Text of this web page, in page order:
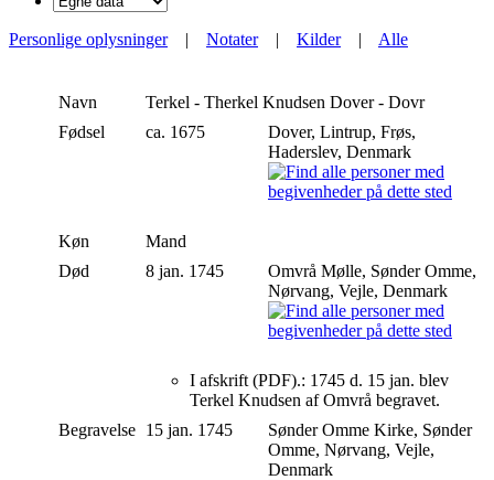
Personlige oplysninger| Notater| Kilder| Alle
Navn Terkel - Therkel Knudsen Dover - Dovr
Fødsel
ca. 1675
Dover, Lintrup, Frøs,
Haderslev, Denmark
Køn
Mand
Død
8 jan. 1745
Omvrå Mølle, Sønder Omme,
Nørvang, Vejle, Denmark
I afskrift (PDF).: 1745 d. 15 jan. blev
Terkel Knudsen af Omvrå begravet.
Begravelse 15 jan. 1745
Sønder Omme Kirke, Sønder
Omme, Nørvang, Vejle,
Denmark